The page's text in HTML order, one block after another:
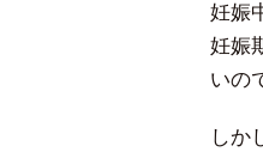
妊娠
妊娠
いの
しか